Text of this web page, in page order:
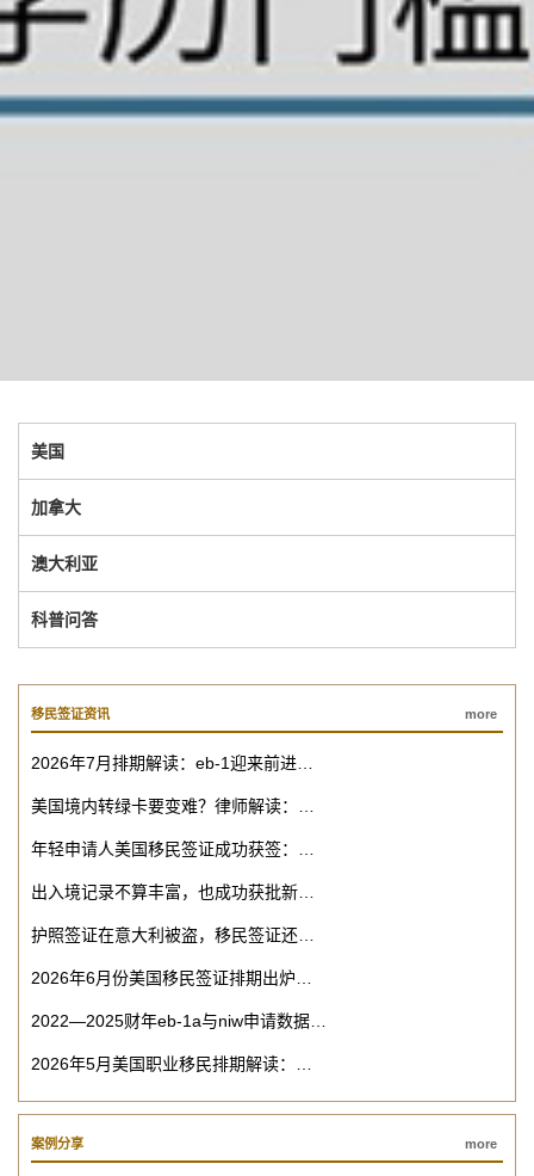
美国
加拿大
澳大利亚
科普问答
移民签证资讯 more
2026年7月排期解读：eb-1迎来前进…
美国境内转绿卡要变难？律师解读：…
年轻申请人美国移民签证成功获签：…
出入境记录不算丰富，也成功获批新…
护照签证在意大利被盗，移民签证还…
2026年6月份美国移民签证排期出炉…
2022—2025财年eb-1a与niw申请数据…
2026年5月美国职业移民排期解读：…
案例分享 more